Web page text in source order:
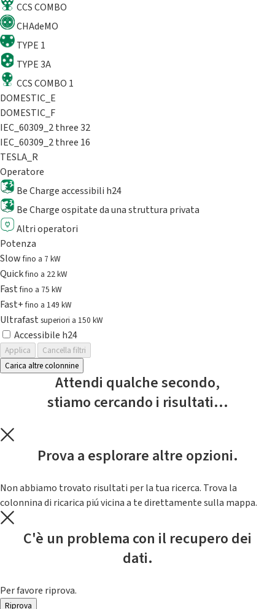
CCS COMBO
CHAdeMO
TYPE 1
TYPE 3A
CCS COMBO 1
DOMESTIC_E
DOMESTIC_F
IEC_60309_2 three 32
IEC_60309_2 three 16
TESLA_R
Operatore
Be Charge accessibili h24
Be Charge ospitate da una struttura privata
Altri operatori
Potenza
Slowfino a 7 kW
Quickfino a 22 kW
Fastfino a 75 kW
Fast+fino a 149 kW
Ultrafast superiori a 150 kW
Accessibile h24
Applica
Cancella filtri
Carica altre colonnine
Attendi qualche secondo,
stiamo cercando i risultati...
Prova a esplorare altre opzioni.
Non abbiamo trovato risultati per la tua ricerca. Trova la
colonnina di ricarica piú vicina a te direttamente sulla mappa.
C'è un problema con il recupero dei
dati.
Per favore riprova.
Riprova